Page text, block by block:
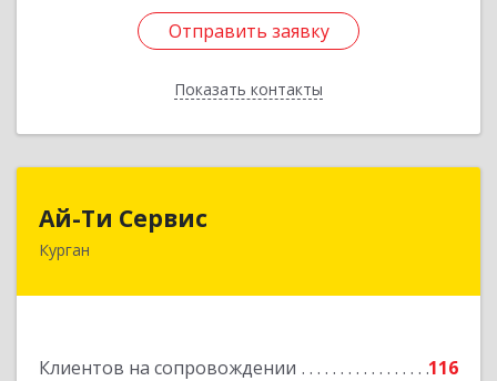
Отправить заявку
Показать контакты
Отправить заявку
Назад
Ай-Ти Сервис
Курган
Клиентов на сопровождении 116